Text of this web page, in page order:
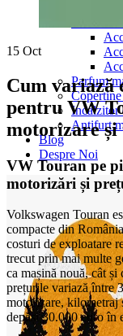
Parfum
Incalzitor
Antifurt
Blog
Despre Noi
15 Oct
Cum variază
pentru VW
motorizare și
VW Touran pe
motorizări și
Volkswagen Touran
compacte din
costuri de exploatare
trecut prin mai multe
ca mașină nouă, cât și
prețurile variază între
motorizare, kilometraj
depăși 30.000 euro în